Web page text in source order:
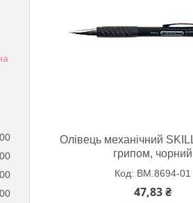
Олівець механічний
грипом, чорний
BM.8694-01
47,83 ₴